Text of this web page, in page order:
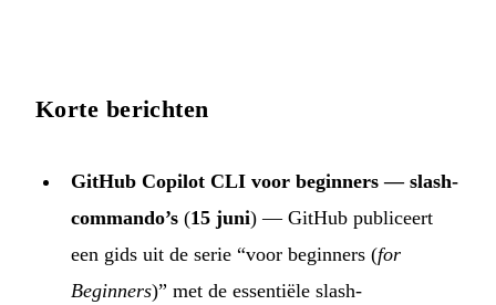
Korte berichten
GitHub Copilot CLI voor beginners — slash-
commando’s (15 juni) — GitHub publiceert
een gids uit de serie “voor beginners (for
Beginners)” met de essentiële slash-